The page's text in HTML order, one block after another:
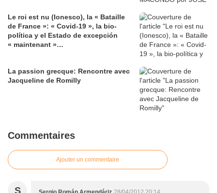
Le roi est nu (Ionesco), la « Bataille
de France »: « Covid-19 », la bio-
política y el Estado de excepción
« maintenant »…
La passion grecque: Rencontre avec
Jacqueline de Romilly
Commentaires
Ajouter un commentaire
S